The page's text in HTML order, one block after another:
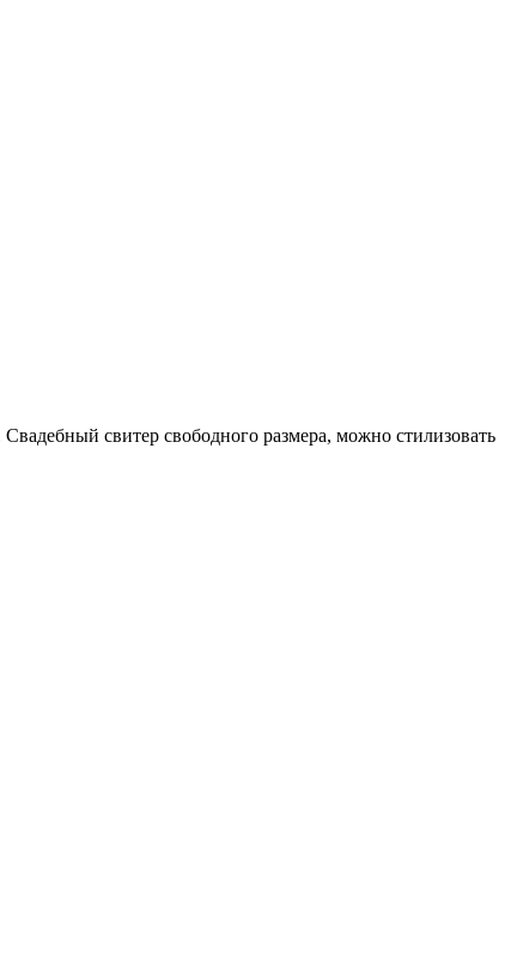
свитер свободного размера, можно стилизовать